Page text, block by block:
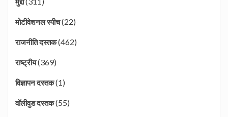
मोटीवेशनल स्पीच(22)
राजनीति दस्तक(462)
राष्ट्रीय(369)
विज्ञापन दस्तक(1)
वॉलीवुड दस्तक(55)